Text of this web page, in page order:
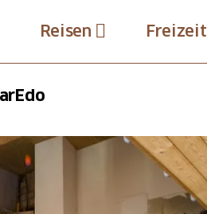
Reisen Freizeit